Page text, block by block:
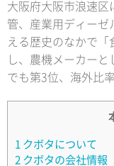
大阪府大阪市浪速区
管、産業用ディーゼ
える歴史のなかで「
し、農機メーカー
でも第3位、海外比
1 クボタについて
2 クボタの会社情報